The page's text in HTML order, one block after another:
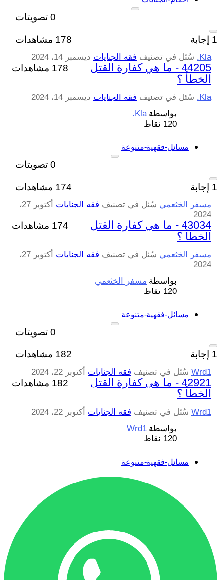
0 تصويتات
1 إجابة 178 مشاهدات
Kla. سُئل في تصنيف فقه الجنايات ديسمبر 14، 2024
178 مشاهدات
44205 - ما هي كفارة القتل
الخطأ ؟
Kla. سُئل في تصنيف فقه الجنايات ديسمبر 14، 2024
بواسطة Kla.
120 نقاط
مسائل-فقهية-متنوعة
0 تصويتات
1 إجابة 174 مشاهدات
مسفر الخثعمي سُئل في تصنيف فقه الجنايات
أكتوبر 27،
2024
174 مشاهدات
43034 - ما هي كفارة القتل
الخطأ ؟
مسفر الخثعمي سُئل في تصنيف فقه الجنايات
أكتوبر 27،
2024
بواسطة مسفر الخثعمي
120 نقاط
مسائل-فقهية-متنوعة
0 تصويتات
1 إجابة 182 مشاهدات
Wrd1 سُئل في تصنيف فقه الجنايات أكتوبر 22، 2024
182 مشاهدات
42921 - ما هي كفارة القتل
الخطأ ؟
Wrd1 سُئل في تصنيف فقه الجنايات أكتوبر 22، 2024
بواسطة Wrd1
120 نقاط
مسائل-فقهية-متنوعة